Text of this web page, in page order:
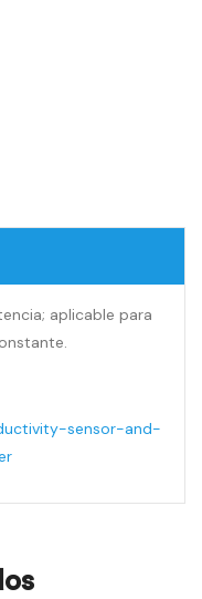
aplicable para
sensor-and-